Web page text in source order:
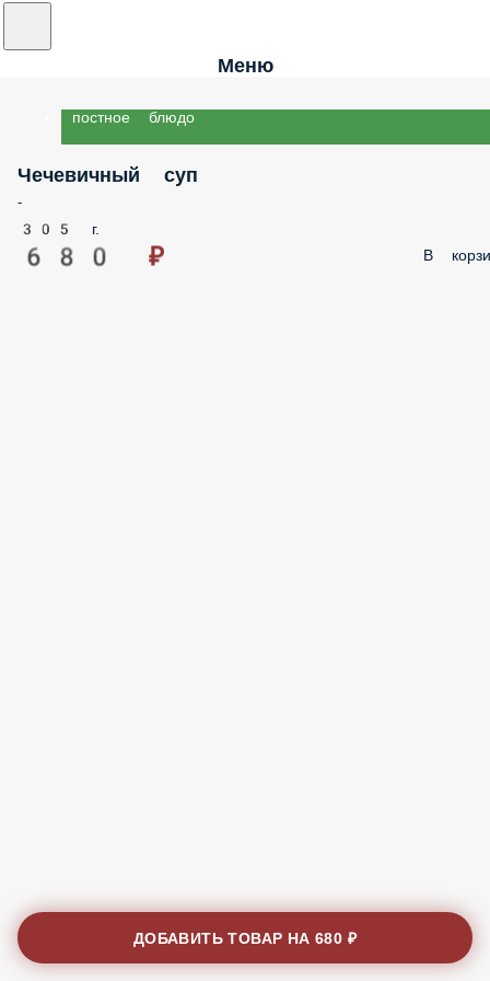
Меню
постное блюдо
Чечевичный суп
-
305 г.
680 ₽ В
ДОБАВИТЬ ТОВАР НА680 ₽